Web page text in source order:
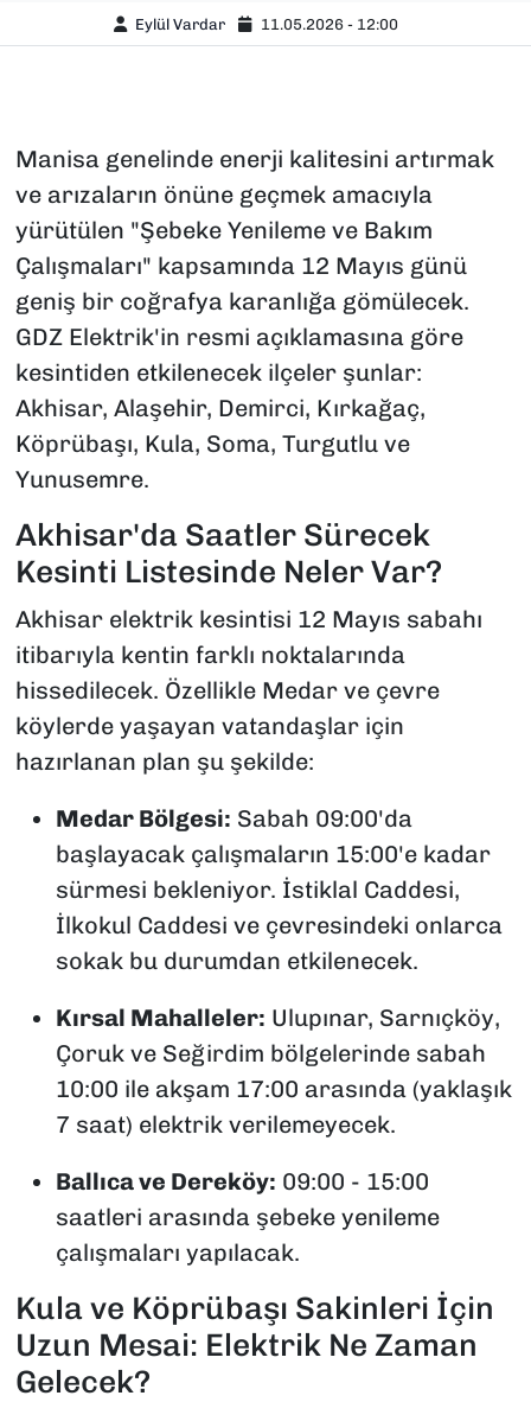
Eylül Vardar 11.05.2026 - 12:00
Manisa genelinde enerji kalitesini artırmak
ve arızaların önüne geçmek amacıyla
yürütülen "Şebeke Yenileme ve Bakım
Çalışmaları" kapsamında 12 Mayıs günü
geniş bir coğrafya karanlığa gömülecek.
GDZ Elektrik'in resmi açıklamasına göre
kesintiden etkilenecek ilçeler şunlar:
Akhisar, Alaşehir, Demirci, Kırkağaç,
Köprübaşı, Kula, Soma, Turgutlu ve
Yunusemre.
Akhisar'da Saatler Sürecek
Kesinti Listesinde Neler Var?
Akhisar elektrik kesintisi 12 Mayıs sabahı
itibarıyla kentin farklı noktalarında
hissedilecek. Özellikle Medar ve çevre
köylerde yaşayan vatandaşlar için
hazırlanan plan şu şekilde:
Medar Bölgesi: Sabah 09:00'da
başlayacak çalışmaların 15:00'e kadar
sürmesi bekleniyor. İstiklal Caddesi,
İlkokul Caddesi ve çevresindeki onlarca
sokak bu durumdan etkilenecek.
Kırsal Mahalleler: Ulupınar, Sarnıçköy,
Çoruk ve Seğirdim bölgelerinde sabah
10:00 ile akşam 17:00 arasında (yaklaşık
7 saat) elektrik verilemeyecek.
Ballıca ve Dereköy: 09:00 - 15:00
saatleri arasında şebeke yenileme
çalışmaları yapılacak.
Kula ve Köprübaşı Sakinleri İçin
Uzun Mesai: Elektrik Ne Zaman
Gelecek?